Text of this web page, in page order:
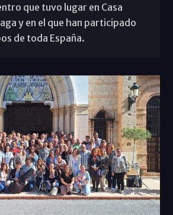
que tuvo lugar en Casa
y en el que han participado
de toda España.